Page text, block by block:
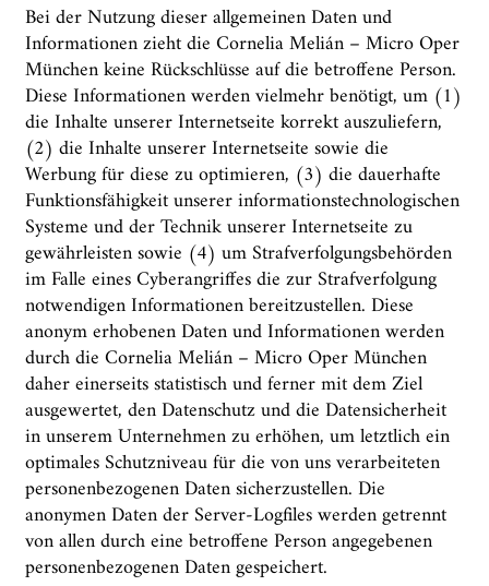
Bei der Nutzung dieser allgemeinen Daten und
Informationen zieht die Cornelia Melián – Micro Oper
München keine Rückschlüsse auf die betroffene Person.
Diese Informationen werden vielmehr benötigt, um (1)
die Inhalte unserer Internetseite korrekt auszuliefern,
(2) die Inhalte unserer Internetseite sowie die
Werbung für diese zu optimieren, (3) die dauerhafte
Funktionsfähigkeit unserer informationstechnologischen
Systeme und der Technik unserer Internetseite zu
gewährleisten sowie (4) um Strafverfolgungsbehörden
im Falle eines Cyberangriffes die zur Strafverfolgung
notwendigen Informationen bereitzustellen. Diese
anonym erhobenen Daten und Informationen werden
durch die Cornelia Melián – Micro Oper München
daher einerseits statistisch und ferner mit dem Ziel
ausgewertet, den Datenschutz und die Datensicherheit
in unserem Unternehmen zu erhöhen, um letztlich ein
optimales Schutzniveau für die von uns verarbeiteten
personenbezogenen Daten sicherzustellen. Die
anonymen Daten der Server-Logfiles werden getrennt
von allen durch eine betroffene Person angegebenen
personenbezogenen Daten gespeichert.